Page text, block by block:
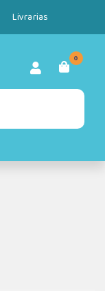
Livrarias
0